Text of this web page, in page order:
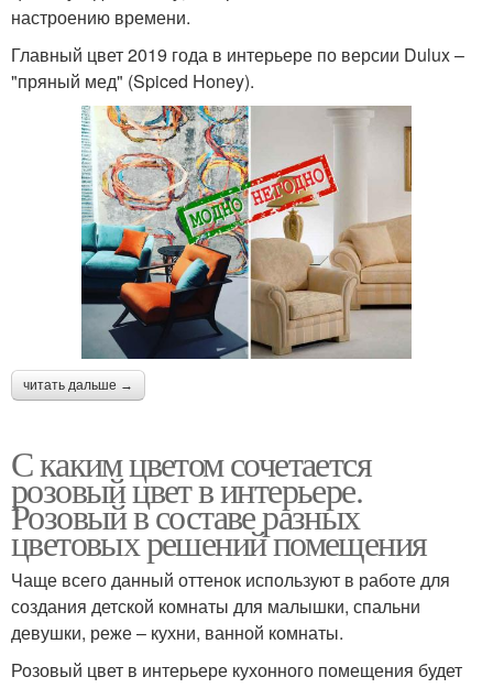
настроению времени.
Главный цвет 2019 года в интерьере по версии Dulux –
"пряный мед" (Spiced Honey).
читать дальше →
С каким цветом сочетается
розовый цвет в интерьере.
Розовый в составе разных
цветовых решений помещения
Чаще всего данный оттенок используют в работе для
создания детской комнаты для малышки, спальни
девушки, реже – кухни, ванной комнаты.
Розовый цвет в интерьере кухонного помещения будет